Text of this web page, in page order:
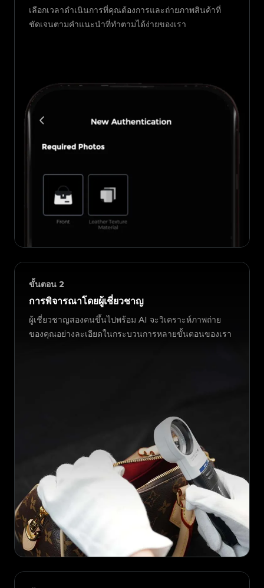
เลือกเวลาดำเนินการที่คุณต้องการและถ่ายภาพสินค้าที่
ชัดเจนตามคำแนะนำที่ทำตามได้ง่ายของเรา
ขั้นตอน 2
การพิจารณาโดยผู้เชี่ยวชาญ
ผู้เชี่ยวชาญสองคนขึ้นไปพร้อม AI จะวิเคราะห์ภาพถ่าย
ของคุณอย่างละเอียดในกระบวนการหลายขั้นตอนของเรา